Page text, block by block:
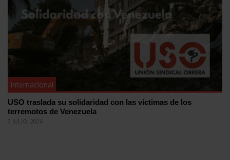
Internacional
USO traslada su solidaridad con las víctimas de los
terremotos de Venezuela
9 JULIO, 2026